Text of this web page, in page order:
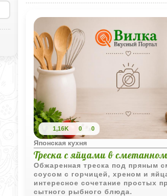
1,16K 0 0
Японская кухня
Треска с яйцами в сметанном
Обжаренная треска под пряным
соусом с горчицей, хреном и
интересное сочетание простых
сытного рыбного блюда.